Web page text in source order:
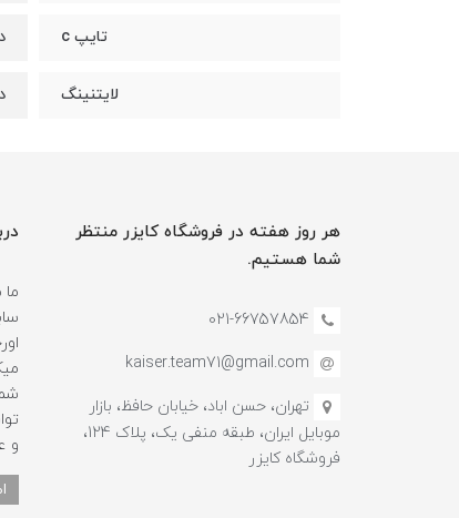
تایپ c
لایتنینگ
هر روز هفته در فروشگاه کایزر منتظر
شما هستیم.
021-66757854
kaiser.team71@gmail.com
تهران، حسن اباد، خیابان حافظ، بازار
موبایل ایران، طبقه منفی یک، پلاک 124،
فروشگاه کایزر
و